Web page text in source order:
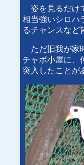
姿を見るだけ
相当強いシロハ
るチャンスなど
ただ旧我が家
チャボ小屋に、
突入したことが